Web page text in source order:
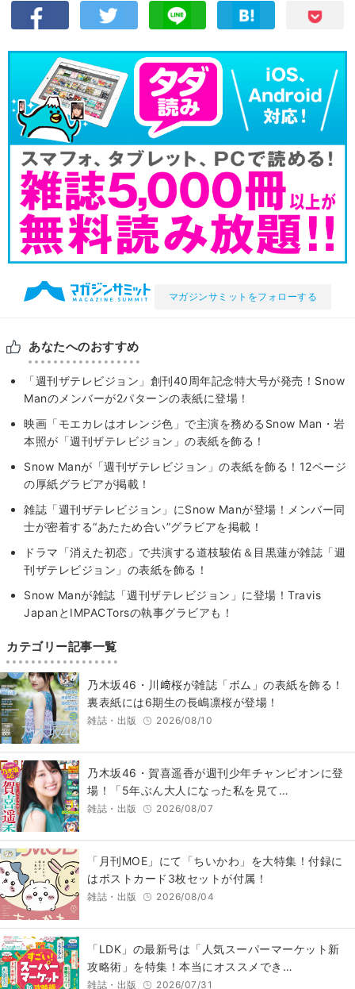
マガジンサミットをフォローする
あなたへのおすすめ
「週刊ザテレビジョン」創刊40周年記念特大号が発売！Snow
Manのメンバーが2パターンの表紙に登場！
映画「モエカレはオレンジ色」で主演を務めるSnow Man・岩
本照が「週刊ザテレビジョン」の表紙を飾る！
Snow Manが「週刊ザテレビジョン」の表紙を飾る！12ページ
の厚紙グラビアが掲載！
雑誌「週刊ザテレビジョン」にSnow Manが登場！メンバー同
士が密着する“あたため合い”グラビアを掲載！
ドラマ「消えた初恋」で共演する道枝駿佑＆目黒蓮が雑誌「週
刊ザテレビジョン」の表紙を飾る！
Snow Manが雑誌「週刊ザテレビジョン」に登場！Travis
JapanとIMPACTorsの執事グラビアも！
カテゴリー記事一覧
乃木坂46・川﨑桜が雑誌「ボム」の表紙を飾る！
裏表紙には6期生の長嶋凛桜が登場！
雑誌・出版 2026/08/10
乃木坂46・賀喜遥香が週刊少年チャンピオンに登
場！「5年ぶん大人になった私を見て…
雑誌・出版 2026/08/07
「月刊MOE」にて「ちいかわ」を大特集！付録に
はポストカード3枚セットが付属！
雑誌・出版 2026/08/04
「LDK」の最新号は「人気スーパーマーケット新
攻略術」を特集！本当にオススメでき…
雑誌・出版 2026/07/31